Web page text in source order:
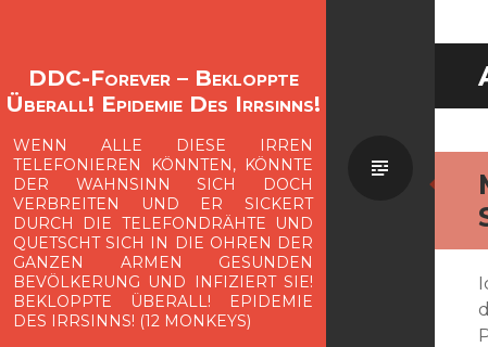
DDC-Forever – Bekloppte
Überall! Epidemie Des Irrsinns!
WENN ALLE DIESE IRREN
TELEFONIEREN KÖNNTEN, KÖNNTE
DER WAHNSINN SICH DOCH
VERBREITEN UND ER SICKERT
DURCH DIE TELEFONDRÄHTE UND
QUETSCHT SICH IN DIE OHREN DER
GANZEN ARMEN GESUNDEN
BEVÖLKERUNG UND INFIZIERT SIE!
BEKLOPPTE ÜBERALL! EPIDEMIE
DES IRRSINNS! (12 MONKEYS)